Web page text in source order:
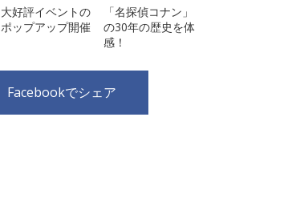
大好評イベントの
ポップアップ開催
「名探偵コナン」
の30年の歴史を体
感！
Facebookでシェア